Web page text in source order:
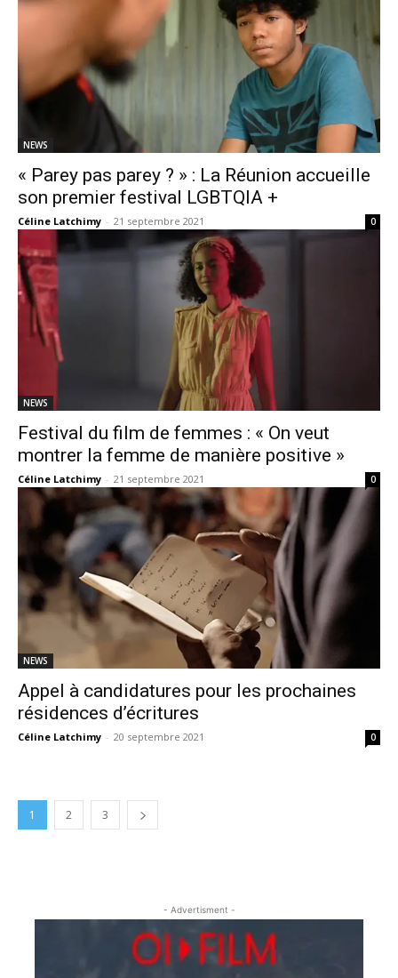
NEWS
« Parey pas parey ? » : La Réunion accueille
son premier festival LGBTQIA +
Céline Latchimy - 21 septembre 2021 0
NEWS
Festival du film de femmes : « On veut
montrer la femme de manière positive »
Céline Latchimy - 21 septembre 2021 0
NEWS
Appel à candidatures pour les prochaines
résidences d’écritures
Céline Latchimy - 20 septembre 2021 0
1 2 3
- Advertisment -